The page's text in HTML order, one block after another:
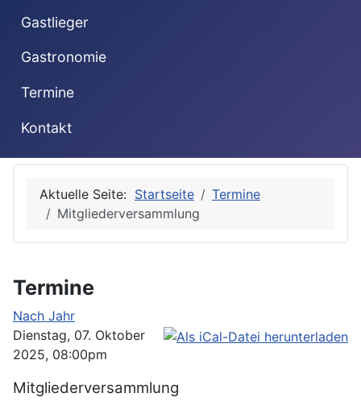
Gastlieger
Gastronomie
Termine
Kontakt
Aktuelle Seite: Startseite
Termine
Mitgliederversammlung
Termine
Nach Jahr
Dienstag, 07. Oktober
2025, 08:00pm
Mitgliederversammlung